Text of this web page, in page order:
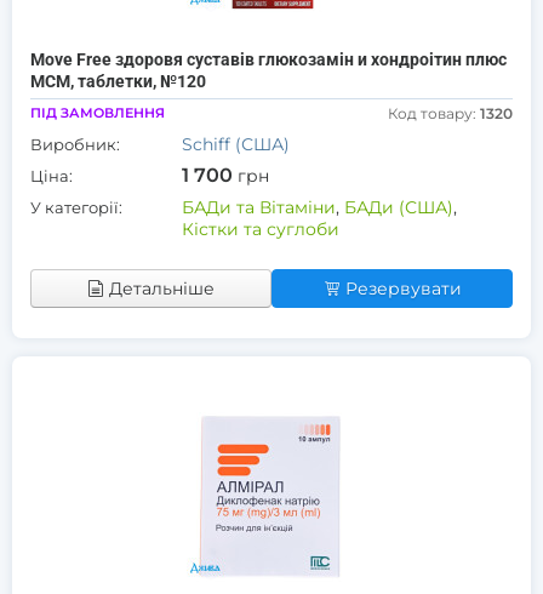
Move Free здоровя суставів глюкозамін и хондроітин плюс
МСМ, таблетки, №120
ПІД ЗАМОВЛЕННЯ Код товару: 1320
Виробник: Schiff (США)
Ціна: 1 700 грн
У категорії: БАДи та Вітаміни, БАДи (США),
Кістки та суглоби
Детальніше Резервувати